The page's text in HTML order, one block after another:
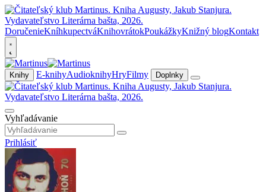
DoručenieKníhkupectváKnihovrátokPoukážkyKnižný blogKontakt
Knihy E-knihyAudioknihyHryFilmy Doplnky
Vyhľadávanie
Prihlásiť